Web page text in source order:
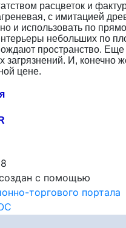
расцветок и
с имитацией
но и использовать по
небольших по
пространство.
И, конечно
цене.
с помощью
торгового портала